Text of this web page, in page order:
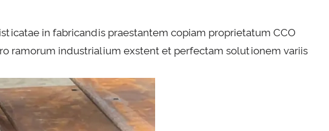
in fabricandis praestantem copiam proprietatum CCO
ramorum industrialium exstent et perfectam solutionem variis